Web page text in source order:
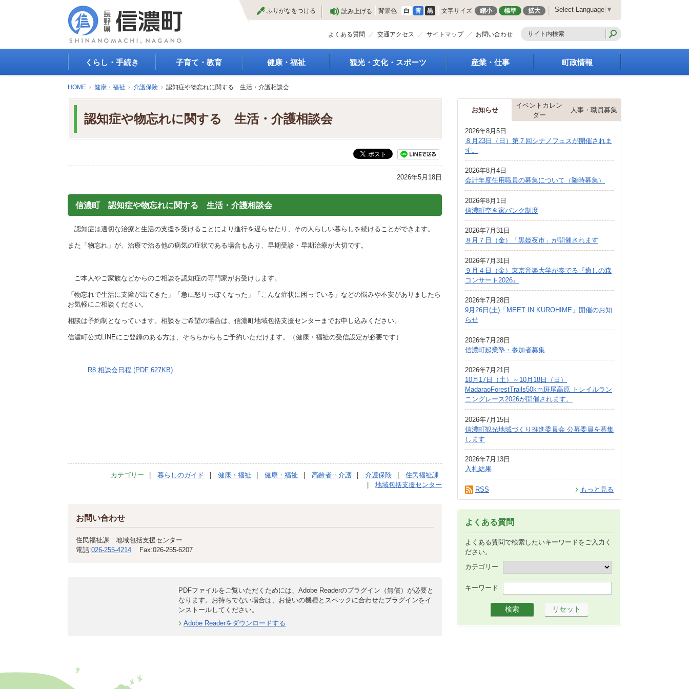
文
ふりがなをつける 読み上げる 背景色 白 青 黒 文字サイズ 縮小 標準 拡大 Select Language ▼
よくある質問 交通アクセス サイトマップ お問い合わせ
くらし・手続き
登録
年金・保険
生活道路
交通安全・防犯
町民活動
ペット
子育て・教育
保育園・幼稚園
学校給食
図書
国民スポーツ大会
健康・福祉
救急医療
観光・文化・スポーツ
スポーツ
産業・仕事
商工業振興
届出・証明・法令・規
企業の税金
入札・契約
指定管理者制度
求人情報
町政情報
庁舎案内
町長の部屋
都市整備
広報しなの
町制70周年記念
HOME › 健康・福祉 › 介護保険 › 認知症や物忘れに関する 生活・介護相談会
認知症や物忘れに関する 生活・介護相談会
2026年5月18日
信濃町 認知症や物忘れに関する 生活・介護相談会
認知症は適切な治療と生活の支援を受けることにより進行を遅らせたり、その人らしい暮らしを続けることができます。
また「物忘れ」が、治療で治る他の病気の症状である場合もあり、早期受診・早期治療が大切です。
ご本人やご家族などからのご相談を認知症の専門家がお受けします。
「物忘れで生活に支障が出てきた」「急に怒りっぽくなった」「こんな症状に困っている」などの悩みや不安がありましたら
お気軽にご相談ください。
相談は予約制となっています。相談をご希望の場合は、信濃町地域包括支援センターまでお申し込みください。
信濃町公式LINEにご登録のある方は、そちらからもご予約いただけます。（健康・福祉の受信設定が必要です）
R8 相談会日程 (PDF 627KB)
カテゴリー 暮らしのガイド 健康・福祉 健康・福祉 高齢者・介護 介護保険
住民福祉課
地域包括支援センター
お問い合わせ
住民福祉課 地域包括支援センター
電話:026-255-4214 Fax:026-255-6207
PDFファイルをご覧いただくためには、Adobe Readerのプラグイン（無償）が必要と
なります。お持ちでない場合は、お使いの機種とスペックに合わせたプラグインをイ
ンストールしてください。
Adobe Readerをダウンロードする
お知らせ
イベントカレン
ダー
人事・職員募集
2026年8月5日
８月23日（日）第７回シナノフェスが開催されま
す。
2026年8月4日
会計年度任用職員の募集について（随時募集）
2026年8月1日
信濃町空き家バンク制度
2026年7月31日
８月７日（金）「黒姫夜市」が開催されます
2026年7月31日
９月４日（金）東京音楽大学が奏でる『癒しの森
コンサート2026』
2026年7月28日
9月26日(土)「MEET IN KUROHIME」開催のお知
らせ
2026年7月28日
信濃町起業塾・参加者募集
2026年7月21日
10月17日（土）～10月18日（日）
MadaraoForestTrails50kｍ斑尾高原 トレイルラン
ニングレース2026が開催されます。
2026年7月15日
信濃町観光地域づくり推進委員会 公募委員を募集
します
2026年7月13日
入札結果
もっと見る
RSS
よくある質問
よくある質問で検索したいキーワードをご入力く
ださい。
カテゴリー
キーワード